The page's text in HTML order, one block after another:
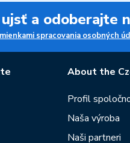
a odoberajte
spracovania osobných
About the
Profil
Naša výroba
Naši partneri